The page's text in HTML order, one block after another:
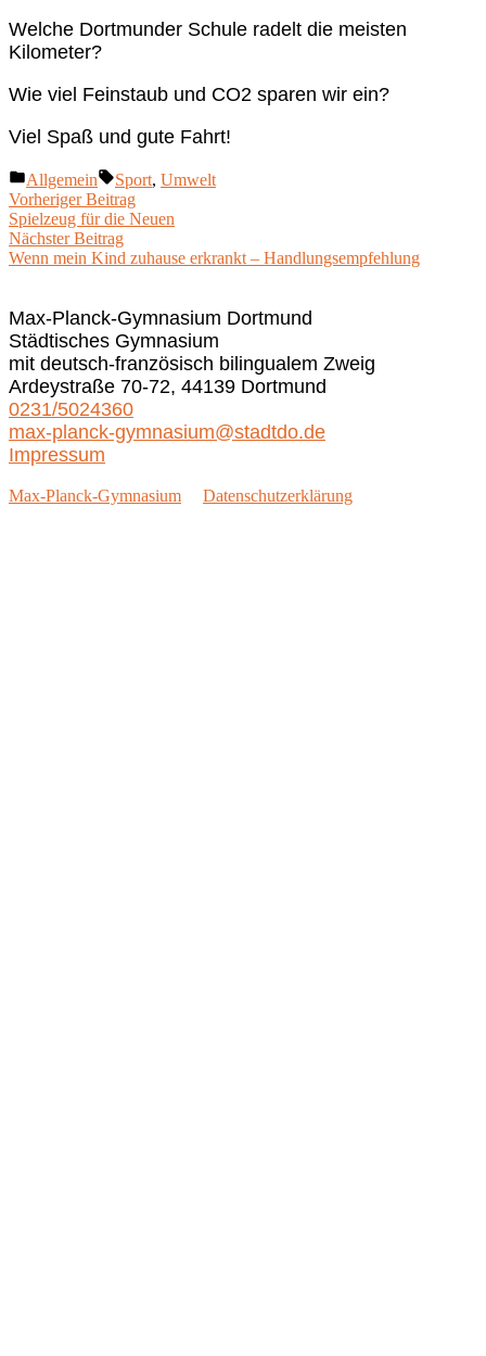
Welche Dortmunder Schule radelt die meisten
Kilometer?
Wie viel Feinstaub und CO2 sparen wir ein?
Viel Spaß und gute Fahrt!
Veröffentlicht
unter
Allgemein Schlagwörter:
Sport, Umwelt
Beitragsnavigation
Vorheriger BeitragVorheriger
Beitrag:
Spielzeug für die Neuen
Nächster BeitragNächster
Beitrag:
Wenn mein Kind zuhause erkrankt – Handlungsempfehlung
Max-Planck-Gymnasium Dortmund
Städtisches Gymnasium
mit deutsch-französisch bilingualem Zweig
Ardeystraße 70-72, 44139 Dortmund
0231/5024360
max-planck-gymnasium@stadtdo.de
Impressum
Max-Planck-Gymnasium Datenschutzerklärung